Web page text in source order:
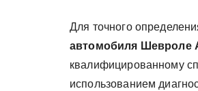
Для точного
автомобиля Шевроле
квалифицированному
использованием